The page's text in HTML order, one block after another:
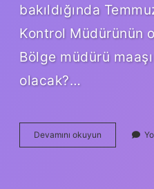
bakıldığında
Kontrol Müdürünün
Bölge müdürü
olacak?…
Devamını okuyun Karayolları
Işçileri